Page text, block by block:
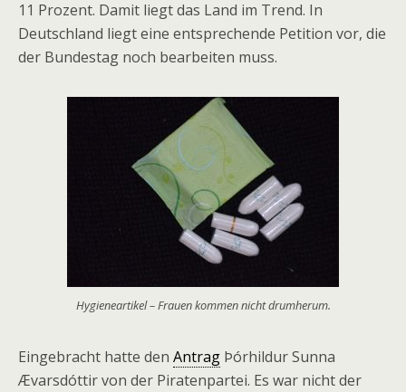
11 Prozent. Damit liegt das Land im Trend. In
Deutschland liegt eine entsprechende Petition vor, die
der Bundestag noch bearbeiten muss.
Hygieneartikel – Frauen kommen nicht drumherum.
Eingebracht hatte den Antrag Þórhildur Sunna
Ævarsdóttir von der Piratenpartei. Es war nicht der